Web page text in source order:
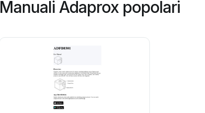
Manuali Adaprox popolari